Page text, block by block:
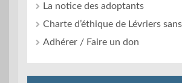
La notice des adoptants
Charte d’éthique de Lévriers
Adhérer / Faire un don